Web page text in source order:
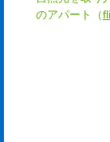
のアパート（